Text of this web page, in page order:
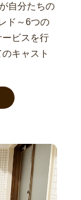
自分たちの
ド～6つの
ビスを行
キャスト